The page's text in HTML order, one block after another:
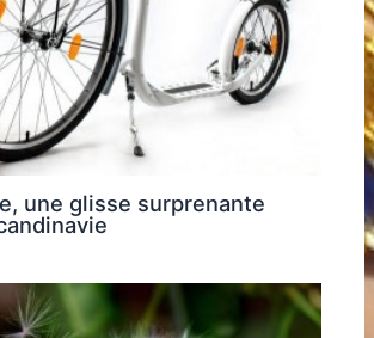
une glisse surprenante